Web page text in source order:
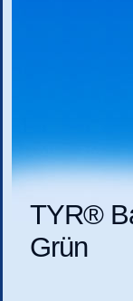
TYR®
Grün